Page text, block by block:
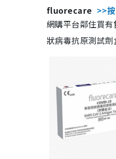
fluorecare >>
網購平台鄰住買
狀病毒抗原測試